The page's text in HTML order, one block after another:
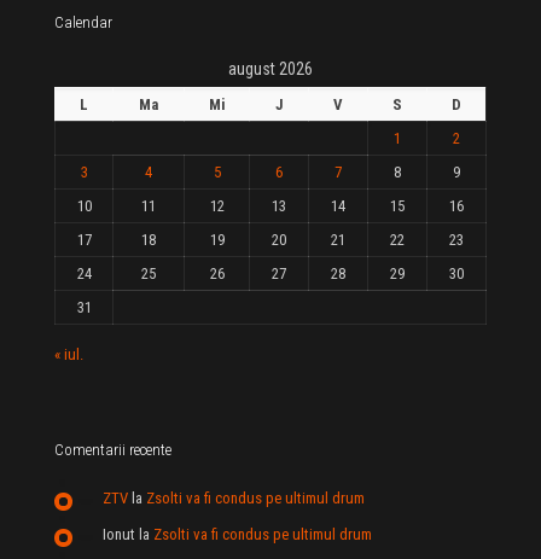
Calendar
august 2026
L Ma Mi J V S
D
1
2
3
4 5 6 7 8
9
10
11 12 13 14 15
16
17
18 19 20 21 22
23
24
25 26 27 28 29
30
31
« iul.
Comentarii recente
ZTV la Zsolti va fi condus pe ultimul drum
Ionut la Zsolti va fi condus pe ultimul drum